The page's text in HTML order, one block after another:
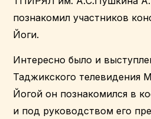
познакомил участников
Йоги.
Интересно было и
Таджикского телевидения
Йогой он познакомился в
и под руководством его